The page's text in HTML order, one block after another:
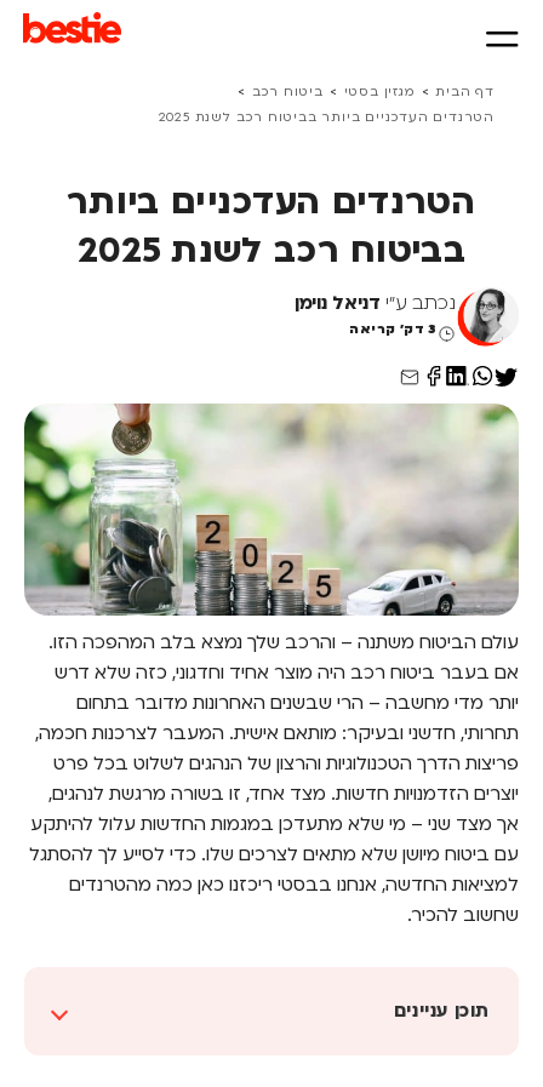
דף הבית > מגזין בסטי > ביטוח רכב >
הטרנדים העדכניים ביותר בביטוח רכב לשנת 2025​
הטרנדים העדכניים ביותר
בביטוח רכב לשנת 2025​
נכתב ע"י דניאל נוימן
3 דק' קריאה
עולם הביטוח משתנה – והרכב שלך נמצא בלב המהפכה הזו.
אם בעבר ביטוח רכב היה מוצר אחיד וחדגוני, כזה שלא דרש
יותר מדי מחשבה – הרי שבשנים האחרונות מדובר בתחום
תחרותי, חדשני ובעיקר: מותאם אישית. המעבר לצרכנות חכמה,
פריצות הדרך הטכנולוגיות והרצון של הנהגים לשלוט בכל פרט
יוצרים הזדמנויות חדשות. מצד אחד, זו בשורה מרגשת לנהגים,
אך מצד שני – מי שלא מתעדכן במגמות החדשות עלול להיתקע
עם ביטוח מיושן שלא מתאים לצרכים שלו. כדי לסייע לך להסתגל
למציאות החדשה, אנחנו בבסטי ריכזנו כאן כמה מהטרנדים
שחשוב להכיר.
תוכן עניינים